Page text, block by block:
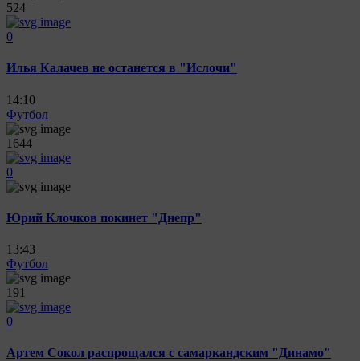
524
0
Илья Калачев не останется в "Ислочи"
14:10
Футбол
1644
0
Юрий Клочков покинет "Днепр"
13:43
Футбол
191
0
Артем Сокол распрощался с самаркандским "Динамо"